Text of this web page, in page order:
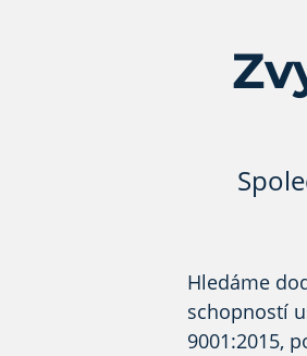
Hledáme
schopností
9001:2015,